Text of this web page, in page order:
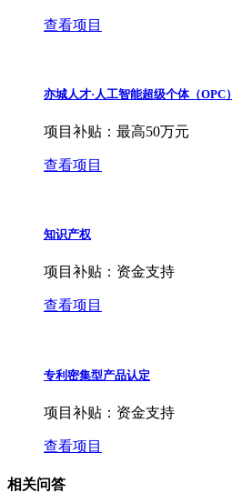
查看项目
亦城人才·人工智能超级个体（OPC）
项目补贴： 最高50万元
查看项目
知识产权
项目补贴： 资金支持
查看项目
专利密集型产品认定
项目补贴： 资金支持
查看项目
相关问答